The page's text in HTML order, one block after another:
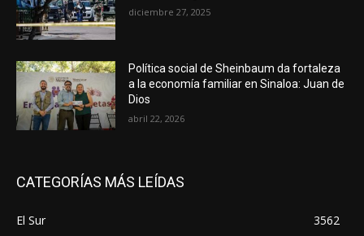
diciembre 27, 2025
Política social de Sheinbaum da fortaleza
a la economía familiar en Sinaloa: Juan de
Dios
abril 22, 2026
CATEGORÍAS MÁS LEÍDAS
El Sur
3562